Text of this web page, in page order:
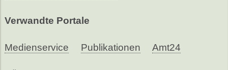
Verwandte Portale
Medienservice Publikationen Amt24